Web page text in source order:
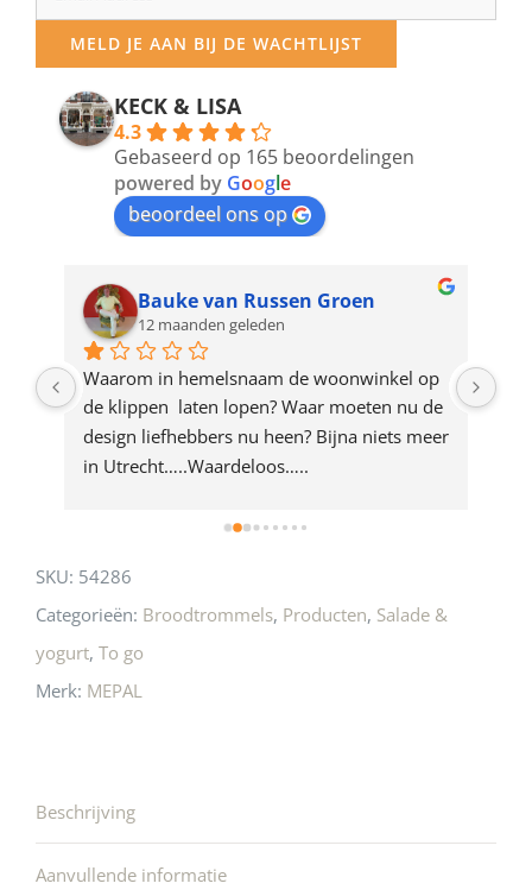
your
email
address
product
MELD JE AAN BIJ DE WACHTLIJST
KECK & LISA
4.3
Gebaseerd op 165 beoordelingen
powered by Google
beoordeel ons op
Bauke van Russen Groen
12 maanden geleden
Waarom in hemelsnaam de woonwinkel op
de klippen  laten lopen? Waar moeten nu de
design liefhebbers nu heen? Bijna niets meer
in Utrecht…..Waardeloos…..
SKU: 54286
Categorieën: Broodtrommels, Producten, Salade &
yogurt, To go
Merk: MEPAL
Beschrijving
Aanvullende informatie